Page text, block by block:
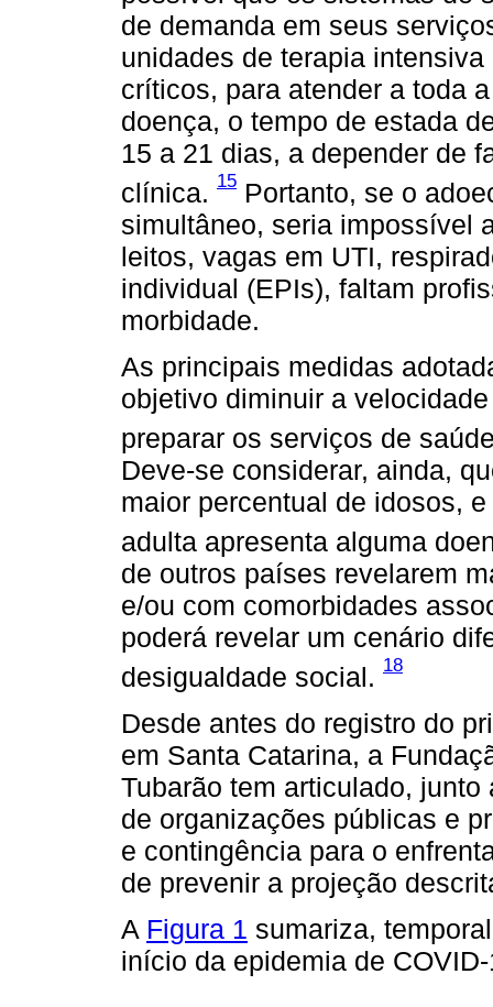
de demanda em seus
unidades de terapia
críticos, para atender a toda
doença, o tempo de estada
15 a 21 dias, a depender de
clínica. 15 Portanto, se o
simultâneo, seria impossível
leitos, vagas em UTI,
individual (EPIs), faltam
morbidade.
As principais medidas
objetivo diminuir a
preparar os serviços de
Deve-se considerar, ainda,
maior percentual de idosos,
adulta apresenta alguma
de outros países revelarem
e/ou com comorbidades
poderá revelar um cenário
desigualdade social. 18
Desde antes do registro do
em Santa Catarina, a
Tubarão tem articulado,
de organizações públicas e
e contingência para o
de prevenir a projeção
A Figura 1 sumariza,
início da epidemia de